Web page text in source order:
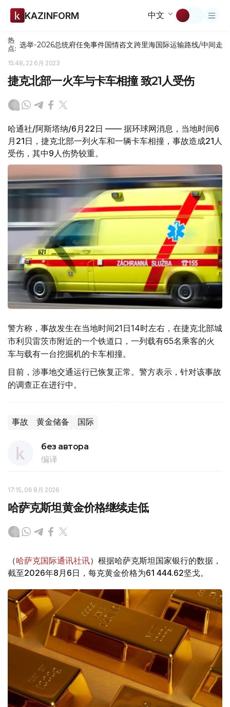
KAZINFORM 中文
热
点: 选举-2026总统府任免事件国情咨文跨里海国际运输路线/中间走廊
15:48, 22 6月 2023
捷克北部一火车与卡车相撞 致21人受伤
哈通社/阿斯塔纳/6月22日 —— 据环球网消息，当地时间6
月21日，捷克北部一列火车和一辆卡车相撞，事故造成21人
受伤，其中9人伤势较重。
警方称，事故发生在当地时间21日14时左右，在捷克北部城
市利贝雷茨市附近的一个铁道口，一列载有65名乘客的火
车与载有一台挖掘机的卡车相撞。
目前，涉事地交通运行已恢复正常。警方表示，针对该事故
的调查正在进行中。
事故 黄金储备 国际
без автора
编译
17:15, 06 8月 2026
哈萨克斯坦黄金价格继续走低
（哈萨克国际通讯社讯）根据哈萨克斯坦国家银行的数据，
截至2026年8月6日，每克黄金价格为61 444.62坚戈。